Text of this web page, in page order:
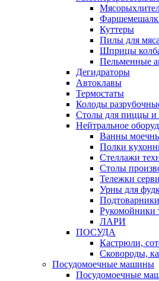
Куттеры
Пилы для мяса
Шприцы
Пельменные
Дегидраторы
Автоклавы
Термостаты
Колоды
Столы для пиццы и
Нейтральное
Ванны
Полки
Стеллажи
Столы
Тележки
Урны для
Рукомойники
ЛАРИ
ПОСУДА
Кастрюли,
Сковороды,
Посудомоечные машины
Посудомоечные